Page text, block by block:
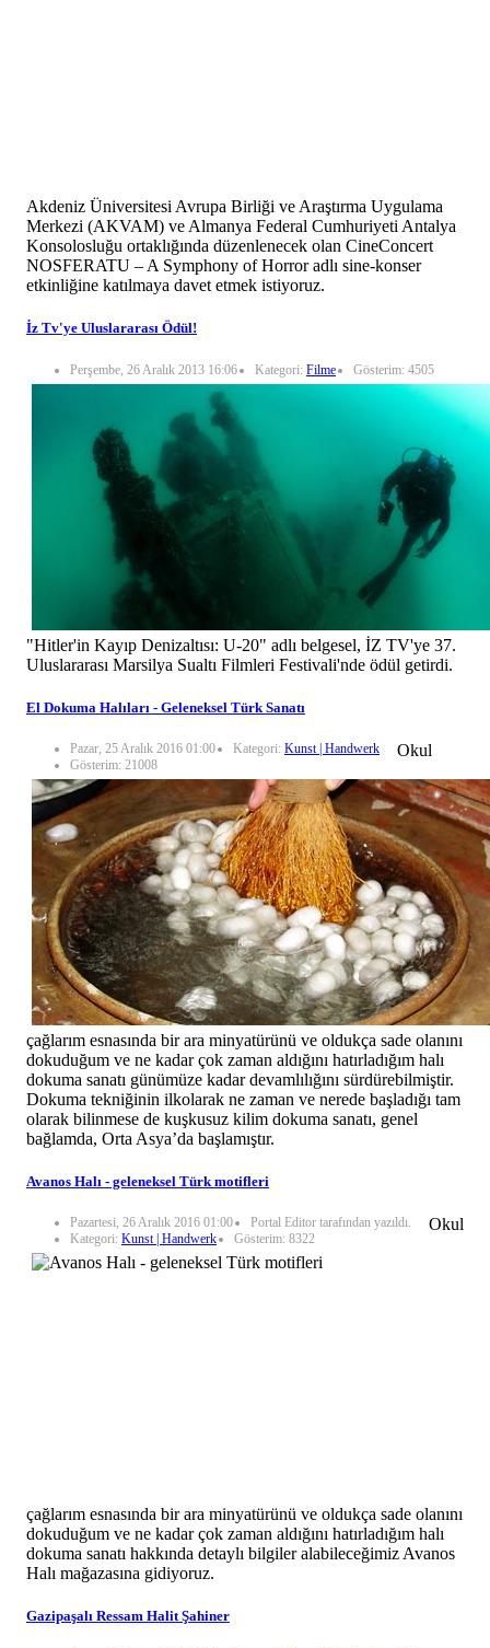
Akdeniz Üniversitesi Avrupa Birliği ve Araştırma Uygulama
Merkezi (AKVAM) ve Almanya Federal Cumhuriyeti Antalya
Konsolosluğu ortaklığında düzenlenecek olan CineConcert
NOSFERATU – A Symphony of Horror adlı sine-konser
etkinliğine katılmaya davet etmek istiyoruz.
İz Tv'ye Uluslararası Ödül!
Perşembe, 26 Aralık 2013 16:06 Kategori: Filme Gösterim: 4505
"Hitler'in Kayıp Denizaltısı: U-20" adlı belgesel, İZ TV'ye 37.
Uluslararası Marsilya Sualtı Filmleri Festivali'nde ödül getirdi.
El Dokuma Halıları - Geleneksel Türk Sanatı
Pazar, 25 Aralık 2016 01:00 Kategori: Kunst | Handwerk
Gösterim: 21008
Okul
çağlarım esnasında bir ara minyatürünü ve oldukça sade olanını
dokuduğum ve ne kadar çok zaman aldığını hatırladığım halı
dokuma sanatı günümüze kadar devamlılığını sürdürebilmiştir.
Dokuma tekniğinin ilkolarak ne zaman ve nerede başladığı tam
olarak bilinmese de kuşkusuz kilim dokuma sanatı, genel
bağlamda, Orta Asya’da başlamıştır.
Avanos Halı - geleneksel Türk motifleri
Pazartesi, 26 Aralık 2016 01:00
Portal Editor tarafından yazıldı.
Kategori: Kunst | Handwerk Gösterim: 8322
Okul
çağlarım esnasında bir ara minyatürünü ve oldukça sade olanını
dokuduğum ve ne kadar çok zaman aldığını hatırladığım halı
dokuma sanatı hakkında detaylı bilgiler alabileceğimiz Avanos
Halı mağazasına gidiyoruz.
Gazipaşalı Ressam Halit Şahiner